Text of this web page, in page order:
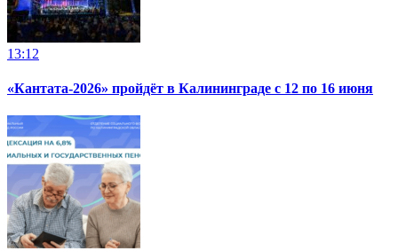
13:12
«Кантата-2026» пройдёт в Калининграде с 12 по 16 июня